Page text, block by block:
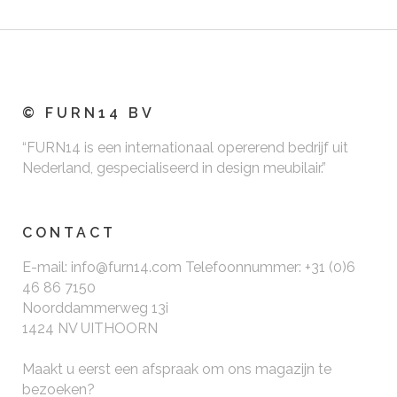
© FURN14 BV
“FURN14 is een internationaal opererend bedrijf uit
Nederland, gespecialiseerd in design meubilair.”
CONTACT
E-mail: info@furn14.com Telefoonnummer: +31 (0)6
46 86 7150
Noorddammerweg 13i
1424 NV UITHOORN
Maakt u eerst een afspraak om ons magazijn te
bezoeken?